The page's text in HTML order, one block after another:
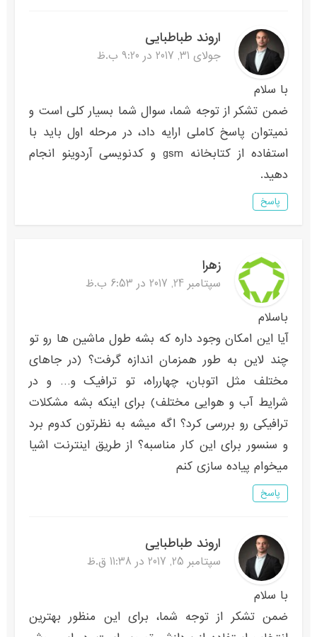
اروند طباطبایی
جولای 31, 2017 در 9:20 ب.ظ
با سلام
ضمن تشکر از توجه شما، سوال شما بسیار کلى است و
نمیتوان پاسخ کاملى ارایه داد، در مرحله اول باید با
استفاده از کتابخانه gsm و کدنویسى آردوینو انجام
دهید.
پاسخ
زهرا
سپتامبر 24, 2017 در 6:53 ب.ظ
باسلام
آیا این امکان وجود داره که بشه طول ماشین ها رو تو
چند لاین به طور همزمان اندازه گرفت؟ (در جاهای
مختلف مثل اتوبان، چهارراه، تو ترافیک و… و در
شرایط آب و هوایی مختلف) برای اینکه بشه مشکلات
ترافیکی رو بررسی کرد؟ اگه میشه به نظرتون کدوم برد
و سنسور برای این کار مناسبه؟ از طریق اینترنت اشیا
میخوام پیاده سازی کنم
پاسخ
اروند طباطبایی
سپتامبر 25, 2017 در 11:38 ق.ظ
با سلام
ضمن تشکر از توجه شما، برای این منظور بهترین